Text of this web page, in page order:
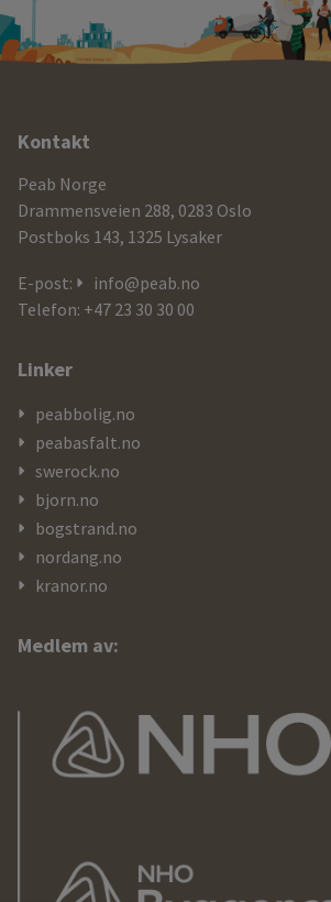
Ytterligere
informasjon
og
kontaktdetaljer
Kontakt
Peab Norge
Drammensveien 288, 0283 Oslo
Postboks 143, 1325 Lysaker
E-post:
info@peab.no
Telefon: +47 23 30 30 00
Linker
peabbolig.no
peabasfalt.no
swerock.no
bjorn.no
bogstrand.no
nordang.no
kranor.no
Medlem av: